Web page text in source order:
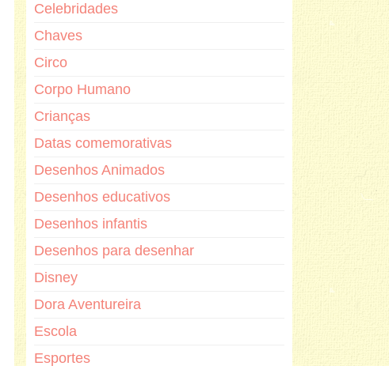
Celebridades
Chaves
Circo
Corpo Humano
Crianças
Datas comemorativas
Desenhos Animados
Desenhos educativos
Desenhos infantis
Desenhos para desenhar
Disney
Dora Aventureira
Escola
Esportes